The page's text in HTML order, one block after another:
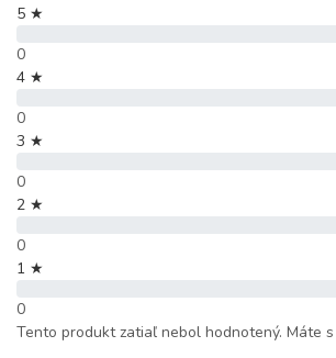
5 ★
0
4 ★
0
3 ★
0
2 ★
0
1 ★
0
Tento produkt zatiaľ nebol hodnotený. Máte